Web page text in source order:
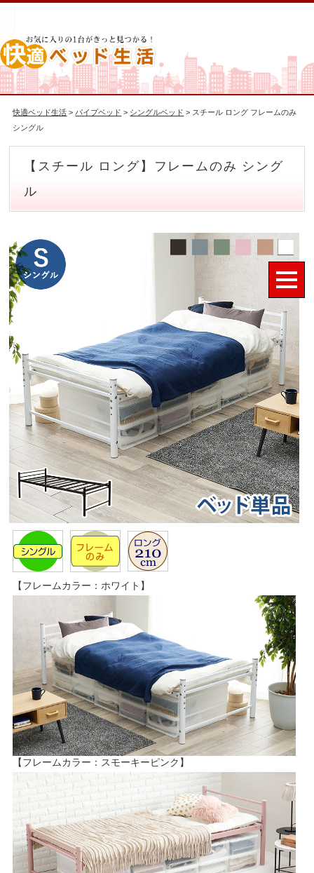
快適ベッド生活 >パイプベッド > シングルベッド > スチール ロング フレームのみ
シングル
【スチール ロング】フレームのみ シング
ル
【フレームカラー：ホワイト】
【フレームカラー：スモーキーピンク】